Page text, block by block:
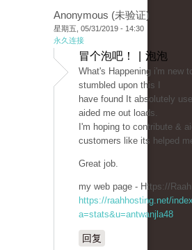
Anonymous (未验证)
星期五, 05/31/2019 - 14:30
永久连接
冒个泡吧！ | 泡泡
What's Happening i'm new
stumbled upon this I
have found It absolutely
aided me out loads.
I'm hoping to contribute &
customers like its helped
Great job.
my web page - Https://
https://raahhosting.net/
a=stats&u=antwanjla48
回复